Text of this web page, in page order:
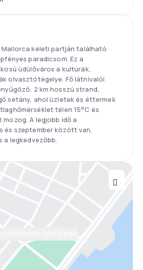
keleti partján található
paradicsom. Ez a
üdülőváros a kultúrák,
olvasztótégelye. Fő látnivalói
2 km hosszú strand,
sétány, ahol üzletek és éttermek
télen 15°C és
A legjobb idő a
és szeptember között van,
a legkedvezőbb.